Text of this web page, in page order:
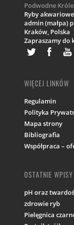
Podwodne
Ryby
admin (małpa)
Kraków, Polska
Zapraszamy do
WIĘCEJ LINKÓW
Regulamin
Polityka
Mapa strony
Bibliografia
Współpraca –
OSTATNIE WPISY
pH oraz
zdrowie ryb
Pielęgnica